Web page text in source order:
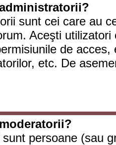
sunt cei care au
Aceşti
de
etc. De
sunt persoane (sau